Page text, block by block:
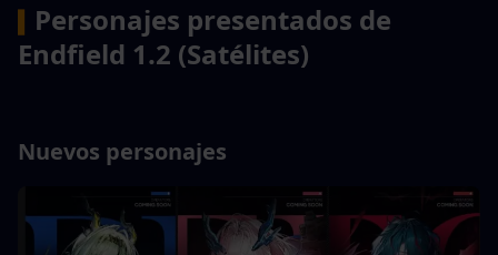
Personajes presentados de
Endfield 1.2 (Satélites)
Nuevos personajes